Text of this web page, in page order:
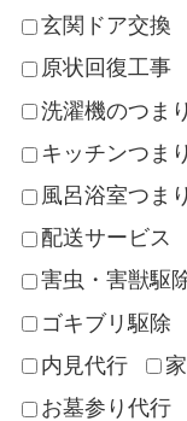
玄関ドア交換
原状回復工事
洗濯機のつま
キッチンつま
風呂浴室つま
配送サービス
害虫・害獣駆
ゴキブリ駆除
内見代行
お墓参り代行